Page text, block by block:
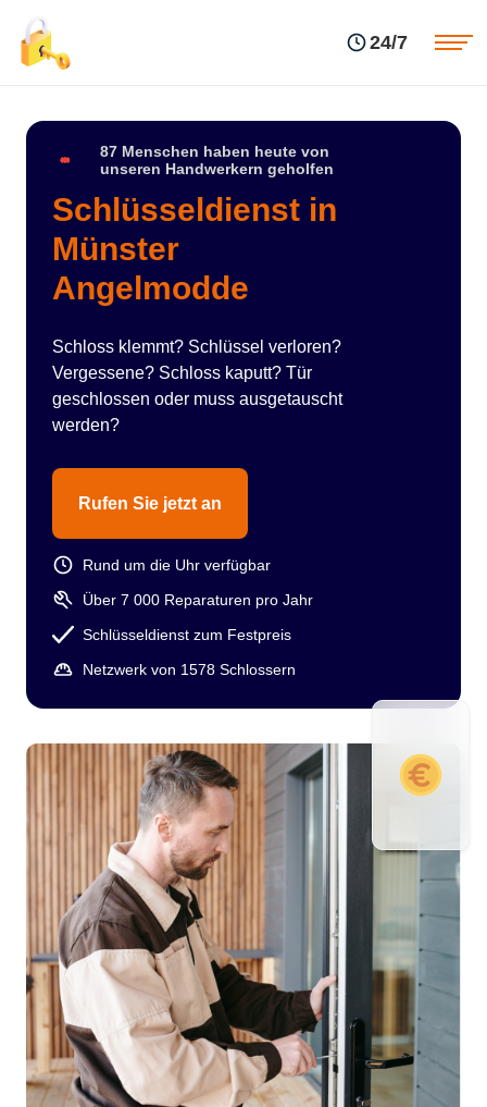
24/7
87 Menschen haben heute von
unseren Handwerkern geholfen
Schlüsseldienst in
Münster
Angelmodde
Schloss klemmt? Schlüssel verloren?
Vergessene? Schloss kaputt? Tür
geschlossen oder muss ausgetauscht
werden?
Rufen Sie jetzt an
Rund um die Uhr verfügbar
Über 7 000 Reparaturen pro Jahr
Schlüsseldienst zum Festpreis
Netzwerk von 1578 Schlossern